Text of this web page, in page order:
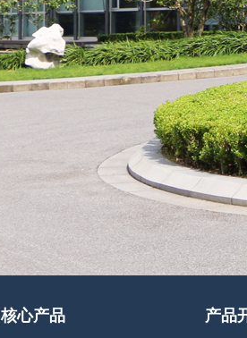
核心产品 产品